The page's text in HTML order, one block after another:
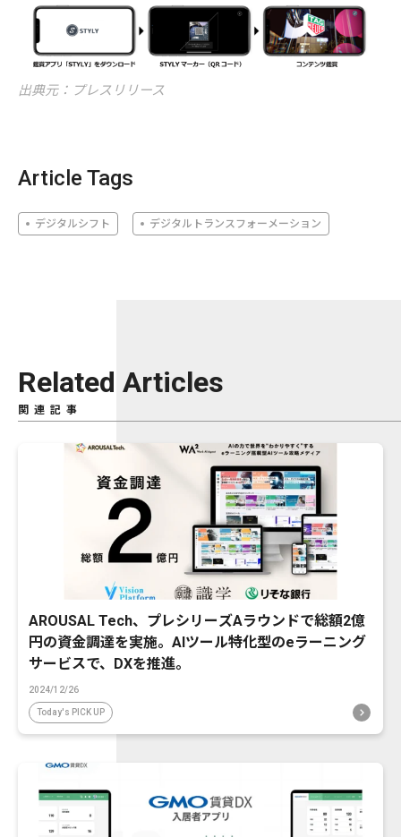
出典元：プレスリリース
Article Tags
デジタルシフト デジタルトランスフォーメーション
Related Articles
関連記事
AROUSAL Tech、プレシリーズAラウンドで総額2億
円の資金調達を実施。AIツール特化型のeラーニング
サービスで、DXを推進。
2024/12/26
Today's PICK UP